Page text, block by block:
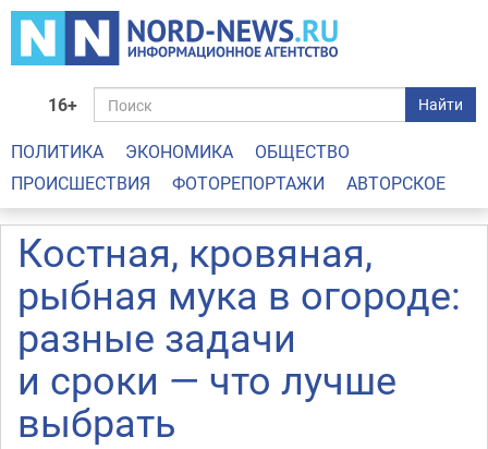
16+ Найти
ПОЛИТИКА ЭКОНОМИКА
ОБЩЕСТВО
ПРОИСШЕСТВИЯ
ФОТОРЕПОРТАЖИ АВТОРСКОЕ
Костная, кровяная,
рыбная мука в огороде:
разные задачи
и сроки — что лучше
выбрать